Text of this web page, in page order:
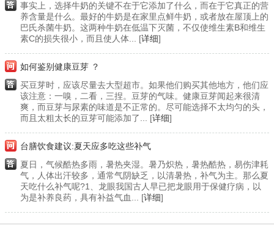
事实上，选择牛奶的关键不在于它添加了什么，而在于它真正的营
养含量是什么。最好的牛奶是在家里点鲜牛奶，或者放在屋顶上的
巴氏杀菌牛奶。这两种牛奶在低温下灭菌，不仅使维生素B和维生
素C的损失很小，而且使人体... [详细]
如何鉴别健康豆芽 ？
买豆芽时，应该尽量去大型超市。如果他们购买其他地方，他们应
该注意：一嗅，二看，三捏。豆芽的气味。健康豆芽闻起来很清
爽，而豆芽与尿素的味道是不正常的。尽可能选择不太均匀的头，
而且太粗太长的豆芽可能添加了... [详细]
台膳饮食建议:夏天应多吃这些补气
夏日，气候酷热多雨，暑热夹湿。暑乃炽热，暑热酷热，易伤津耗
气，人体出汗较多，通常气阴缺乏，以清暑热，补气为主。那么夏
天吃什么补气呢?1、龙眼我国古人早已把龙眼用于保健疗病，以
为是补养良药，具有补益气血... [详细]